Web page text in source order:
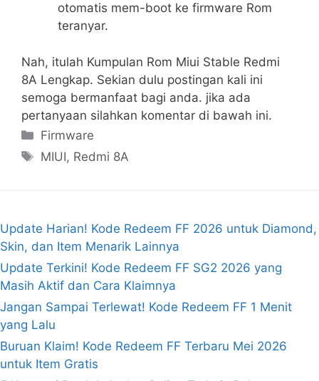
otomatis mem-boot ke firmware Rom
teranyar.
Nah, itulah Kumpulan Rom Miui Stable Redmi
8A Lengkap. Sekian dulu postingan kali ini
semoga bermanfaat bagi anda. jika ada
pertanyaan silahkan komentar di bawah ini.
Kategori
Firmware
Tag
MIUI, Redmi 8A
Update Harian! Kode Redeem FF 2026 untuk Diamond,
Skin, dan Item Menarik Lainnya
Update Terkini! Kode Redeem FF SG2 2026 yang
Masih Aktif dan Cara Klaimnya
Jangan Sampai Terlewat! Kode Redeem FF 1 Menit
yang Lalu
Buruan Klaim! Kode Redeem FF Terbaru Mei 2026
untuk Item Gratis